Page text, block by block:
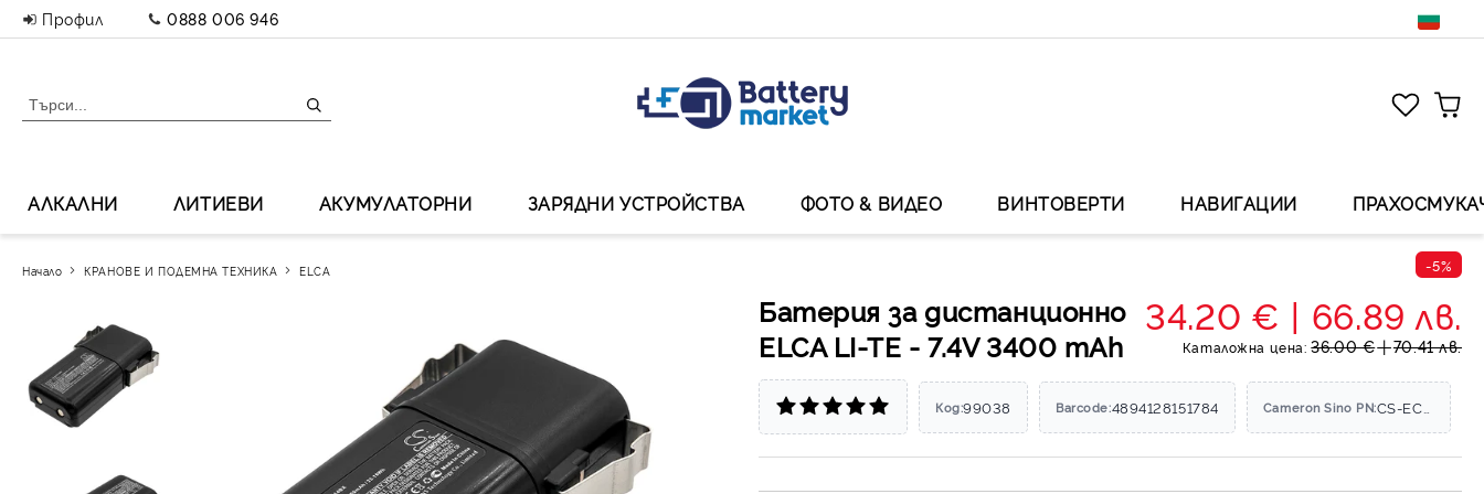
Профил 0888 006 946
АЛКАЛНИ ЛИТИЕВИ АКУМУЛАТОРНИ ЗАРЯДНИ УСТРОЙСТВА ФОТО & ВИДЕО ВИНТОВЕРТИ НАВИГАЦИИ
Начало КРАНОВЕ И ПОДЕМНА ТЕХНИКА ELCA
Батерия за дистанционно
ELCA LI-TE - 7.4V 3400 mAh
-5%
34.20 € 66.89 лв.
Каталожна цена: 36.00 € 70.41 лв.
Код:99038 Barcode:4894128151784 Cameron Sino PN: